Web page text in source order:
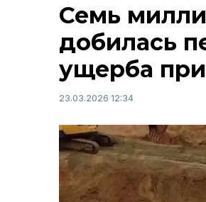
Семь
добилась
ущерба
23.03.2026 12:34